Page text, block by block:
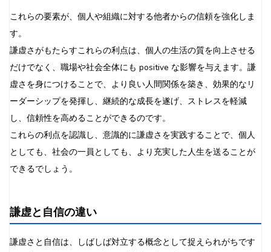
これらの要素が、個人や組織に対する他者からの信頼を強化しま
す。
謙虚さがもたらすこれらの利点は、個人の生活の質を向上させる
だけでなく、職場や社会全体にも positive な影響を与えます。謙
虚さを身につけることで、より良い人間関係を築き、効果的なリ
ーダーシップを発揮し、継続的な成長を遂げ、ストレスを軽減
し、信頼性を高めることができるのです。
これらの利点を認識し、意識的に謙虚さを実践することで、個人
としても、社会の一員としても、より充実した人生を送ることが
できるでしょう。
謙虚と自信の違い
謙虚さと自信は、しばしば対立する概念として捉えられがちです